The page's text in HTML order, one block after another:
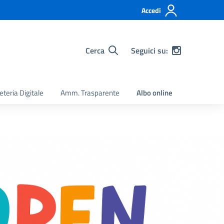
Accedi
Cerca Seguici su:
Digitale Amm. Trasparente Albo online